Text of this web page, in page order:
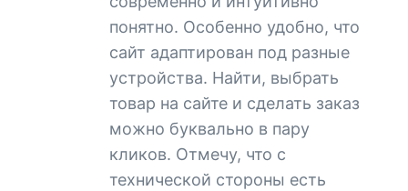
понятно. Особенно удобно, что
сайт адаптирован под разные
устройства. Найти, выбрать
товар на сайте и сделать заказ
можно буквально в пару
кликов. Отмечу, что с
технической стороны есть